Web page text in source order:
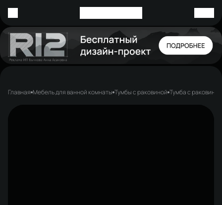
Главная Мебель для ванной комнаты Тумбы с раковиной Тумба с